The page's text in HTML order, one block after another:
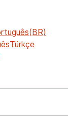
Türkçe